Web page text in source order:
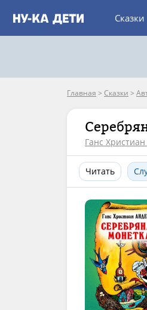
Сказки
Главная > Сказки >
Ганс
Читать